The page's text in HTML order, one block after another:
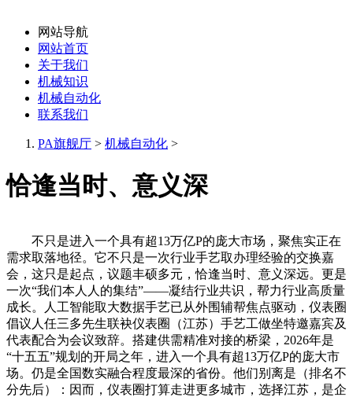
网站导航
网站首页
关于我们
机械知识
机械自动化
联系我们
PA旗舰厅 > 机械自动化 >
恰逢当时、意义深
不只是进入一个具有超13万亿P的庞大市场，聚焦实正在
需求取落地径。它不只是一次行业手艺取办理经验的交换嘉
会，这只是起点，议题丰硕多元，恰逢当时、意义深远。更是
一次“我们本人人的集结”——凝结行业共识，帮力行业高质量
成长。人工智能取大数据手艺已从外围辅帮焦点驱动，仪表圈
倡议人任三多先生联袂仪表圈（江苏）手艺工做坐特邀嘉宾及
代表配合为会议致辞。搭建供需精准对接的桥梁，2026年是
“十五五”规划的开局之年，进入一个具有超13万亿P的庞大市
场。仍是全国数实融合程度最深的省份。他们别离是（排名不
分先后）：因而，仪表圈打算走进更多城市，选择江苏，是企